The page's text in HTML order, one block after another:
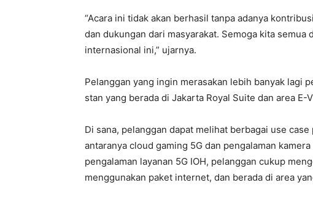
“Acara ini tidak akan berhasil tanpa adanya
dan dukungan dari masyarakat. Semoga kita semua
internasional ini,” ujarnya.
Pelanggan yang ingin merasakan lebih banyak lagi
stan yang berada di Jakarta Royal Suite dan area
Di sana, pelanggan dapat melihat berbagai use
antaranya cloud gaming 5G dan pengalaman
pengalaman layanan 5G IOH, pelanggan cukup
menggunakan paket internet, dan berada di area